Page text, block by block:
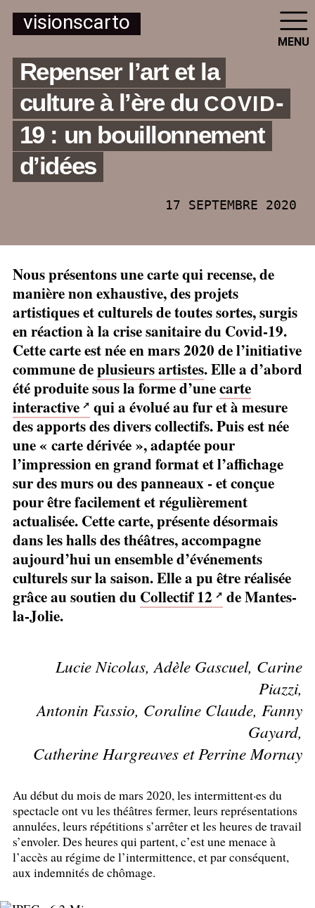
visionscarto
MENU
Repenser l’art et la
culture à l’ère du COVID-
19 : un bouillonnement
d’idées
17 SEPTEMBRE 2020
Nous présentons une carte qui recense, de
manière non exhaustive, des projets
artistiques et culturels de toutes sortes, surgis
en réaction à la crise sanitaire du Covid-19.
Cette carte est née en mars 2020 de l’initiative
commune deplusieurs artistes. Elle a d’abord
été produite sous la forme d’unecarte
interactive
qui a évolué au fur et à mesure
des apports des divers collectifs. Puis est née
une « carte dérivée », adaptée pour
l’impression en grand format et l’affichage
sur des murs ou des panneaux - et conçue
pour être facilement et régulièrement
actualisée. Cette carte, présente désormais
dans les halls des théâtres, accompagne
aujourd’hui un ensemble d’événements
culturels sur la saison. Elle a pu être réalisée
grâce au soutien duCollectif 12
de Mantes-
la-Jolie.
Lucie Nicolas, Adèle Gascuel, Carine
Piazzi,
Antonin Fassio, Coraline Claude, Fanny
Gayard,
Catherine Hargreaves et Perrine Mornay
Au début du mois de mars 2020, les intermittent·es du
spectacle ont vu les théâtres fermer, leurs représentations
annulées, leurs répétitions s’arrêter et les heures de travail
s’envoler. Des heures qui partent, c’est une menace à
l’accès au régime de l’intermittence, et par conséquent,
aux indemnités de chômage.